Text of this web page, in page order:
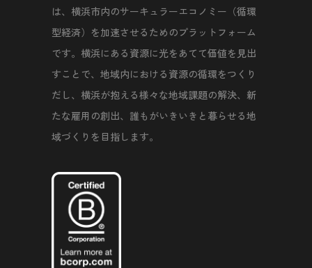
は、横浜市内のサーキュラーエコノミー（循環
型経済）を加速させるためのプラットフォーム
です。横浜にある資源に光をあてて価値を見出
すことで、地域内における資源の循環をつくり
だし、横浜が抱える様々な地域課題の解決、新
たな雇用の創出、誰もがいきいきと暮らせる地
域づくりを目指します。